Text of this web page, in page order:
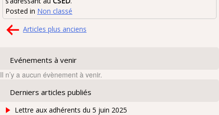
Posted in Non classé
Navigation
articles
Articles plus anciens
Evénements à venir
Il n’y a aucun évènement à venir.
Derniers articles publiés
Lettre aux adhérents du 5 juin 2025